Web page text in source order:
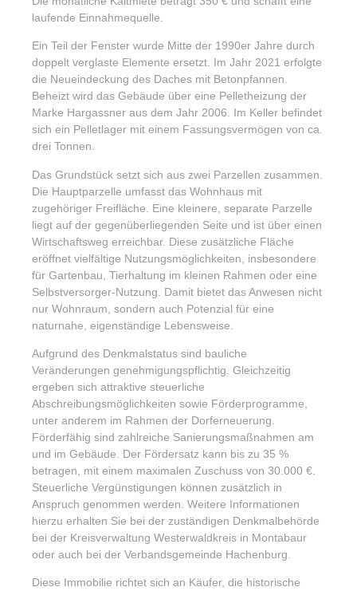
laufende Einnahmequelle.
Ein Teil der Fenster wurde Mitte der 1990er Jahre durch
doppelt verglaste Elemente ersetzt. Im Jahr 2021 erfolgte
die Neueindeckung des Daches mit Betonpfannen.
Beheizt wird das Gebäude über eine Pelletheizung der
Marke Hargassner aus dem Jahr 2006. Im Keller befindet
sich ein Pelletlager mit einem Fassungsvermögen von ca.
drei Tonnen.
Das Grundstück setzt sich aus zwei Parzellen zusammen.
Die Hauptparzelle umfasst das Wohnhaus mit
zugehöriger Freifläche. Eine kleinere, separate Parzelle
liegt auf der gegenüberliegenden Seite und ist über einen
Wirtschaftsweg erreichbar. Diese zusätzliche Fläche
eröffnet vielfältige Nutzungsmöglichkeiten, insbesondere
für Gartenbau, Tierhaltung im kleinen Rahmen oder eine
Selbstversorger-Nutzung. Damit bietet das Anwesen nicht
nur Wohnraum, sondern auch Potenzial für eine
naturnahe, eigenständige Lebensweise.
Aufgrund des Denkmalstatus sind bauliche
Veränderungen genehmigungspflichtig. Gleichzeitig
ergeben sich attraktive steuerliche
Abschreibungsmöglichkeiten sowie Förderprogramme,
unter anderem im Rahmen der Dorferneuerung.
Förderfähig sind zahlreiche Sanierungsmaßnahmen am
und im Gebäude. Der Fördersatz kann bis zu 35 %
betragen, mit einem maximalen Zuschuss von 30.000 €.
Steuerliche Vergünstigungen können zusätzlich in
Anspruch genommen werden. Weitere Informationen
hierzu erhalten Sie bei der zuständigen Denkmalbehörde
bei der Kreisverwaltung Westerwaldkreis in Montabaur
oder auch bei der Verbandsgemeinde Hachenburg.
Diese Immobilie richtet sich an Käufer, die historische